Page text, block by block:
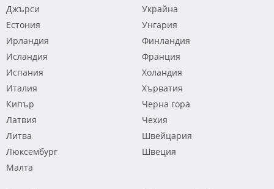
Джърси
Естония
Ирландия
Исландия
Испания
Италия
Кипър
Латвия
Литва
Люксембург
Малта
Украйна
Унгария
Финландия
Франция
Холандия
Хърватия
Черна гора
Чехия
Швейцария
Швеция